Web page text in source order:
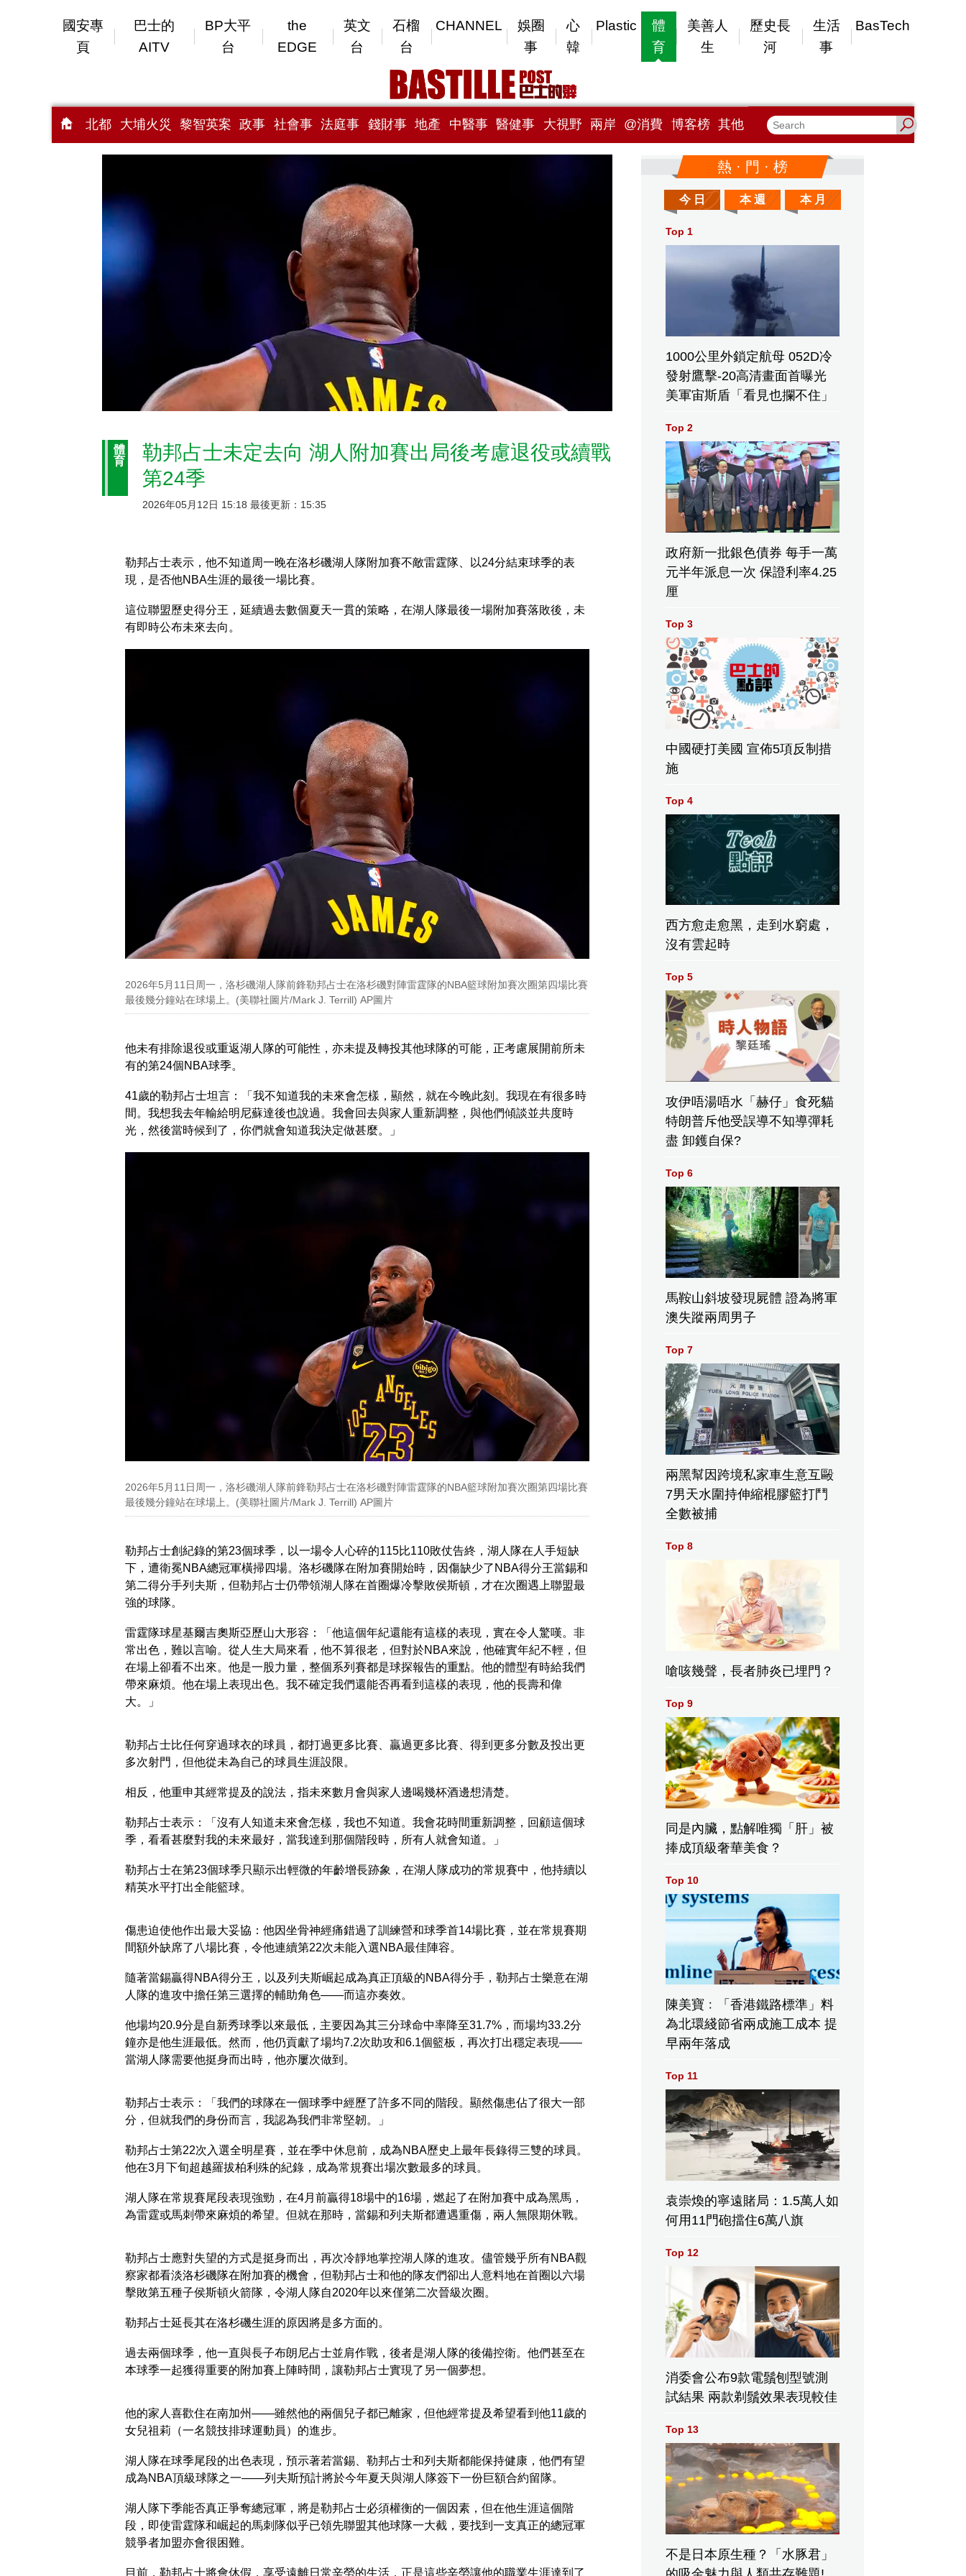
國安專
頁
巴士的
AITV
BP大平
台
the
EDGE
英文
台
石榴
台
CHANNEL
娛圈
事
心
韓
Plastic
體
育
美善人
生
歷史長
河
生活
事
BasTech
北都 大埔火災 黎智英案 政事 社會事 法庭事 錢財事 地產 中醫事 醫健事 大視野 兩岸 @消費 博客榜 其他
體
育
勒邦占士未定去向 湖人附加賽出局後考慮退役或續戰
第24季
2026年05月12日 15:18 最後更新：15:35
勒邦占士表示，他不知道周一晚在洛杉磯湖人隊附加賽不敵雷霆隊、以24分結束球季的表
現，是否他NBA生涯的最後一場比賽。
這位聯盟歷史得分王，延續過去數個夏天一貫的策略，在湖人隊最後一場附加賽落敗後，未
有即時公布未來去向。
2026年5月11日周一，洛杉磯湖人隊前鋒勒邦占士在洛杉磯對陣雷霆隊的NBA籃球附加賽次圈第四場比賽
最後幾分鐘站在球場上。(美聯社圖片/Mark J. Terrill) AP圖片
他未有排除退役或重返湖人隊的可能性，亦未提及轉投其他球隊的可能，正考慮展開前所未
有的第24個NBA球季。
41歲的勒邦占士坦言：「我不知道我的未來會怎樣，顯然，就在今晚此刻。我現在有很多時
間。我想我去年輸給明尼蘇達後也說過。我會回去與家人重新調整，與他們傾談並共度時
光，然後當時候到了，你們就會知道我決定做甚麼。」
2026年5月11日周一，洛杉磯湖人隊前鋒勒邦占士在洛杉磯對陣雷霆隊的NBA籃球附加賽次圈第四場比賽
最後幾分鐘站在球場上。(美聯社圖片/Mark J. Terrill) AP圖片
勒邦占士創紀錄的第23個球季，以一場令人心碎的115比110敗仗告終，湖人隊在人手短缺
下，遭衛冕NBA總冠軍橫掃四場。洛杉磯隊在附加賽開始時，因傷缺少了NBA得分王當錫和
第二得分手列夫斯，但勒邦占士仍帶領湖人隊在首圈爆冷擊敗侯斯頓，才在次圈遇上聯盟最
強的球隊。
雷霆隊球星基爾吉奧斯亞歷山大形容：「他這個年紀還能有這樣的表現，實在令人驚嘆。非
常出色，難以言喻。從人生大局來看，他不算很老，但對於NBA來說，他確實年紀不輕，但
在場上卻看不出來。他是一股力量，整個系列賽都是球探報告的重點。他的體型有時給我們
帶來麻煩。他在場上表現出色。我不確定我們還能否再看到這樣的表現，他的長壽和偉
大。」
勒邦占士比任何穿過球衣的球員，都打過更多比賽、贏過更多比賽、得到更多分數及投出更
多次射門，但他從未為自己的球員生涯設限。
相反，他重申其經常提及的說法，指未來數月會與家人邊喝幾杯酒邊想清楚。
勒邦占士表示：「沒有人知道未來會怎樣，我也不知道。我會花時間重新調整，回顧這個球
季，看看甚麼對我的未來最好，當我達到那個階段時，所有人就會知道。」
勒邦占士在第23個球季只顯示出輕微的年齡增長跡象，在湖人隊成功的常規賽中，他持續以
精英水平打出全能籃球。
傷患迫使他作出最大妥協：他因坐骨神經痛錯過了訓練營和球季首14場比賽，並在常規賽期
間額外缺席了八場比賽，令他連續第22次未能入選NBA最佳陣容。
隨著當錫贏得NBA得分王，以及列夫斯崛起成為真正頂級的NBA得分手，勒邦占士樂意在湖
人隊的進攻中擔任第三選擇的輔助角色——而這亦奏效。
他場均20.9分是自新秀球季以來最低，主要因為其三分球命中率降至31.7%，而場均33.2分
鐘亦是他生涯最低。然而，他仍貢獻了場均7.2次助攻和6.1個籃板，再次打出穩定表現——
當湖人隊需要他挺身而出時，他亦屢次做到。
勒邦占士表示：「我們的球隊在一個球季中經歷了許多不同的階段。顯然傷患佔了很大一部
分，但就我們的身份而言，我認為我們非常堅韌。」
勒邦占士第22次入選全明星賽，並在季中休息前，成為NBA歷史上最年長錄得三雙的球員。
他在3月下旬超越羅拔柏利殊的紀錄，成為常規賽出場次數最多的球員。
湖人隊在常規賽尾段表現強勁，在4月前贏得18場中的16場，燃起了在附加賽中成為黑馬，
為雷霆或馬刺帶來麻煩的希望。但就在那時，當錫和列夫斯都遭遇重傷，兩人無限期休戰。
勒邦占士應對失望的方式是挺身而出，再次冷靜地掌控湖人隊的進攻。儘管幾乎所有NBA觀
察家都看淡洛杉磯隊在附加賽的機會，但勒邦占士和他的隊友們卻出人意料地在首圈以六場
擊敗第五種子侯斯頓火箭隊，令湖人隊自2020年以來僅第二次晉級次圈。
勒邦占士延長其在洛杉磯生涯的原因將是多方面的。
過去兩個球季，他一直與長子布朗尼占士並肩作戰，後者是湖人隊的後備控衛。他們甚至在
本球季一起獲得重要的附加賽上陣時間，讓勒邦占士實現了另一個夢想。
他的家人喜歡住在南加州——雖然他的兩個兒子都已離家，但他經常提及希望看到他11歲的
女兒祖莉（一名競技排球運動員）的進步。
湖人隊在球季尾段的出色表現，預示著若當錫、勒邦占士和列夫斯都能保持健康，他們有望
成為NBA頂級球隊之一——列夫斯預計將於今年夏天與湖人隊簽下一份巨額合約留隊。
湖人隊下季能否真正爭奪總冠軍，將是勒邦占士必須權衡的一個因素，但在他生涯這個階
段，即使雷霆隊和崛起的馬刺隊似乎已領先聯盟其他球隊一大截，要找到一支真正的總冠軍
競爭者加盟亦會很困難。
目前，勒邦占士將會休假，享受遠離日常辛勞的生活，正是這些辛勞讓他的職業生涯達到了
熱 · 門 · 榜
今 日 本 週 本 月
Top 1
1000公里外鎖定航母 052D冷
發射鷹擊-20高清畫面首曝光
美軍宙斯盾「看見也攔不住」
Top 2
政府新一批銀色債券 每手一萬
元半年派息一次 保證利率4.25
厘
Top 3
中國硬打美國 宣佈5項反制措
施
Top 4
西方愈走愈黑，走到水窮處，
沒有雲起時
Top 5
攻伊唔湯唔水「赫仔」食死貓
特朗普斥他受誤導不知導彈耗
盡 卸鑊自保?
Top 6
馬鞍山斜坡發現屍體 證為將軍
澳失蹤兩周男子
Top 7
兩黑幫因跨境私家車生意互毆
7男天水圍持伸縮棍膠籃打鬥
全數被捕
Top 8
嗆咳幾聲，長者肺炎已埋門？
Top 9
同是內臟，點解唯獨「肝」被
捧成頂級奢華美食？
Top 10
陳美寶﹕「香港鐵路標準」料
為北環綫節省兩成施工成本 提
早兩年落成
Top 11
袁崇煥的寧遠賭局：1.5萬人如
何用11門砲擋住6萬八旗
Top 12
消委會公布9款電鬚刨型號測
試結果 兩款剃鬚效果表現較佳
Top 13
不是日本原生種？「水豚君」